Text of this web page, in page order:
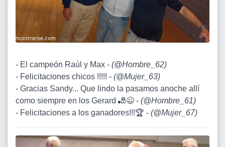
- El campeón Raúl y Max - (@Hombre_62)
- Felicitaciones chicos !!!!! - (@Mujer_63)
- Gracias Sandy... Que lindo la pasamos anoche allí
como siempre en los Gerard 🎳😉 - (@Hombre_61)
- Felicitaciones a los ganadores!!!🏆 - (@Mujer_67)